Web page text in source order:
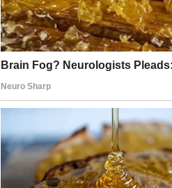
LAV – POVRATAK
Mart vas vraća u centar pažnje.
U ljubavi dolazi strast i intenzitet.
mogu započeti flert koji brzo